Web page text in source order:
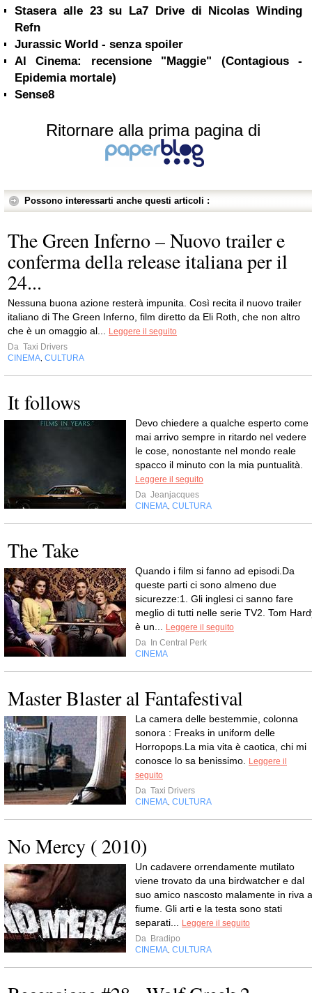
Stasera alle 23 su La7 Drive di Nicolas Winding
Refn
Jurassic World - senza spoiler
Al Cinema: recensione "Maggie" (Contagious -
Epidemia mortale)
Sense8
Ritornare alla prima pagina di
Possono interessarti anche questi articoli :
The Green Inferno – Nuovo trailer e
conferma della release italiana per il
24...
Nessuna buona azione resterà impunita. Così recita il nuovo trailer
italiano di The Green Inferno, film diretto da Eli Roth, che non altro
che è un omaggio al...
Leggere il seguito
Da Taxi Drivers
CINEMA CULTURA
It follows
Devo chiedere a qualche esperto come
mai arrivo sempre in ritardo nel vedere
le cose, nonostante nel mondo reale
spacco il minuto con la mia puntualità.
Leggere il seguito
Da Jeanjacques
CINEMA CULTURA
The Take
Quando i film si fanno ad episodi.Da
queste parti ci sono almeno due
sicurezze:1. Gli inglesi ci sanno fare
meglio di tutti nelle serie TV2. Tom
è un...
Leggere il seguito
Da
In Central Perk
CINEMA
Master Blaster al Fantafestival
La camera delle bestemmie, colonna
sonora : Freaks in uniform delle
Horropops.La mia vita è caotica, chi mi
conosce lo sa benissimo.
Leggere il
seguito
Da Taxi Drivers
CINEMA CULTURA
No Mercy ( 2010)
Un cadavere orrendamente mutilato
viene trovato da una birdwatcher e dal
suo amico nascosto malamente in riva
fiume. Gli arti e la testa sono stati
separati...
Leggere il seguito
Da Bradipo
CINEMA CULTURA